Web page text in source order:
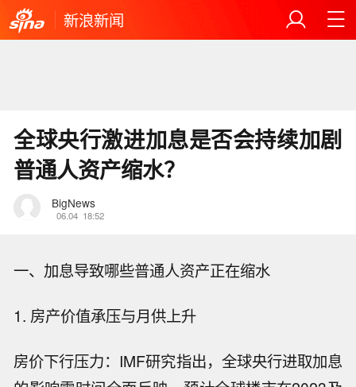
新浪新闻
全球央行激进加息是否会持续加剧
普通人资产缩水？
BigNews
06.04 18:52
一、加息导致哪些普通人资产正在缩水
1. 房产价值承压与月供上升
房价下行压力：IMF研究指出，全球央行进取加息